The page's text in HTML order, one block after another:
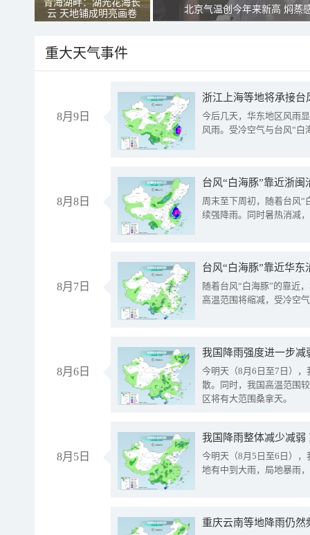
青海湖畔：湖光花海长
云 天地铺成明亮画卷
北京气温创今年来新高 焖蒸
重大天气事件
8月9日
浙江上海等地将承接台
今后几天，华东地区风雨
风雨。受冷空气与台风“白
8月8日
台风“白海豚”靠近浙
周末至下周初，随着台风“
续强降雨。同时暑热消减
8月7日
台风“白海豚”靠近华
随着台风“白海豚”的靠近
高温范围将缩减，受冷空
8月6日
今明天（8月6日至7日）
散。同时，我国高温范围
区将有大范围桑拿天。
8月5日
我国降雨整体减少减弱
今明天（8月5日至6日）
地有中到大雨，局地暴雨
重庆云南等地降雨仍然